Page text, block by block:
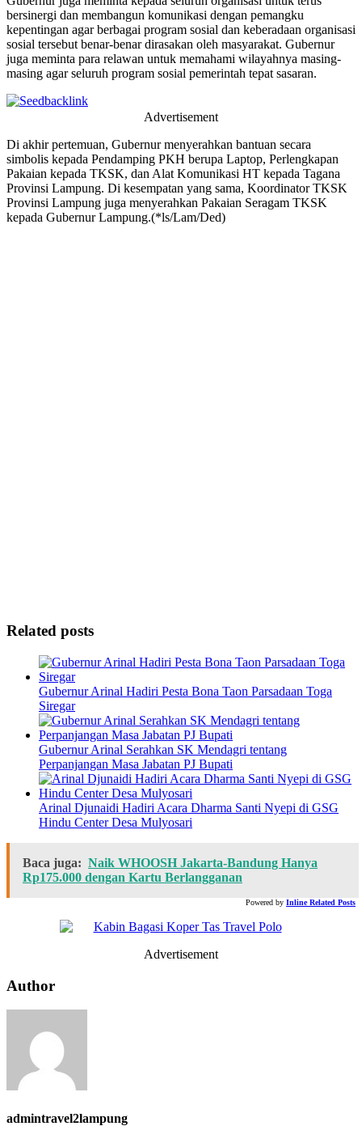
bersinergi dan membangun komunikasi dengan pemangku
kepentingan agar berbagai program sosial dan keberadaan organisasi
sosial tersebut benar-benar dirasakan oleh masyarakat. Gubernur
juga meminta para relawan untuk memahami wilayahnya masing-
masing agar seluruh program sosial pemerintah tepat sasaran.
Advertisement
Di akhir pertemuan, Gubernur menyerahkan bantuan secara
simbolis kepada Pendamping PKH berupa Laptop, Perlengkapan
Pakaian kepada TKSK, dan Alat Komunikasi HT kepada Tagana
Provinsi Lampung. Di kesempatan yang sama, Koordinator TKSK
Provinsi Lampung juga menyerahkan Pakaian Seragam TKSK
kepada Gubernur Lampung.(*ls/Lam/Ded)
Related posts
Gubernur Arinal Hadiri Pesta Bona Taon Parsadaan Toga
Siregar
Gubernur Arinal Serahkan SK Mendagri tentang
Perpanjangan Masa Jabatan PJ Bupati
Arinal Djunaidi Hadiri Acara Dharma Santi Nyepi di GSG
Hindu Center Desa Mulyosari
Baca juga: Naik WHOOSH Jakarta-Bandung Hanya
Rp175.000 dengan Kartu Berlangganan
Powered by Inline Related Posts
Advertisement
Author
admintravel2lampung